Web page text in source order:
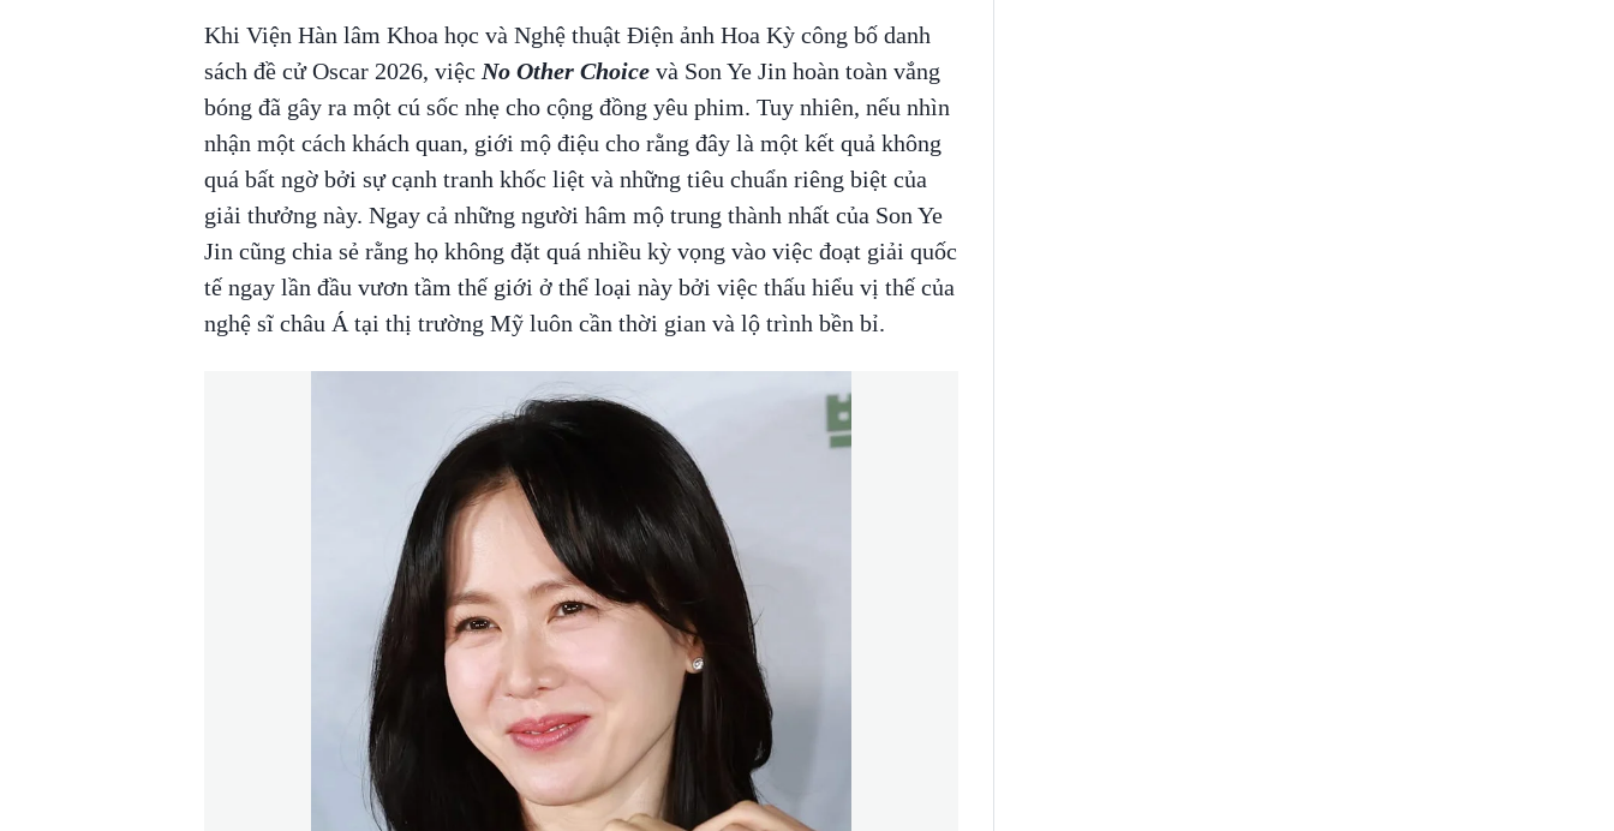
Khi Viện Hàn lâm Khoa học và Nghệ thuật Điện ảnh Hoa Kỳ công bố danh
sách đề cử Oscar 2026, việc No Other Choicevà Son Ye Jin hoàn toàn vắng
bóng đã gây ra một cú sốc nhẹ cho cộng đồng yêu phim. Tuy nhiên, nếu nhìn
nhận một cách khách quan, giới mộ điệu cho rằng đây là một kết quả không
quá bất ngờ bởi sự cạnh tranh khốc liệt và những tiêu chuẩn riêng biệt của
giải thưởng này. Ngay cả những người hâm mộ trung thành nhất của Son Ye
Jin cũng chia sẻ rằng họ không đặt quá nhiều kỳ vọng vào việc đoạt giải quốc
tế ngay lần đầu vươn tầm thế giới ở thể loại này bởi việc thấu hiểu vị thế của
nghệ sĩ châu Á tại thị trường Mỹ luôn cần thời gian và lộ trình bền bỉ.